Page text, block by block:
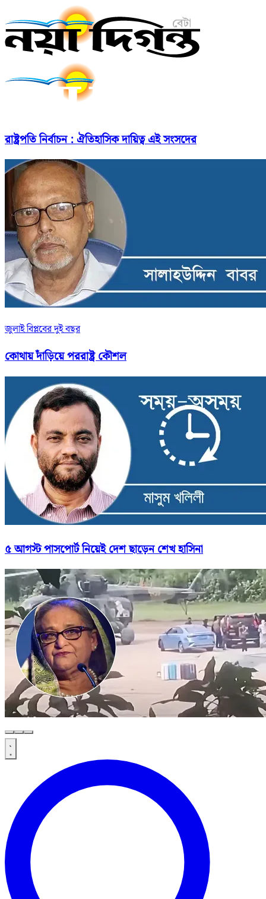
রাষ্ট্রপতি নির্বাচন : ঐতিহাসিক দায়িত্ব এই সংসদের
জুলাই বিপ্লবের দুই বছর
কোথায় দাঁড়িয়ে পররাষ্ট্র কৌশল
৫ আগস্ট পাসপোর্ট নিয়েই দেশ ছাড়েন শেখ হাসিনা